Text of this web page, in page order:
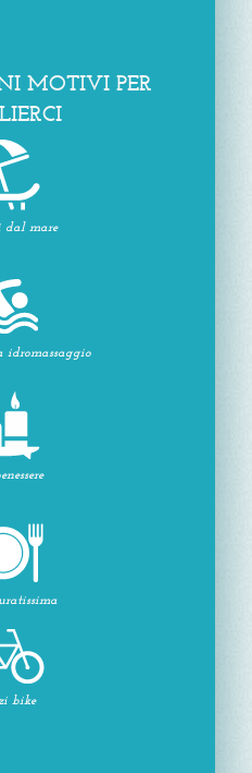
MOTIVI PER
dal mare
idromassaggio
bike